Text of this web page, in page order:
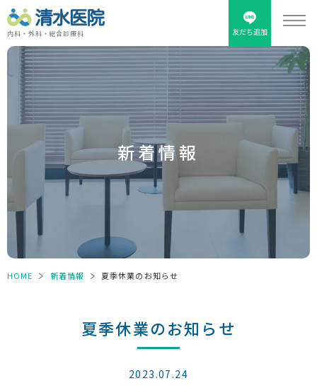
内科・外科・総合診療科 友だち追加
新着情報
HOME ＞ 新着情報 ＞ 夏季休業のお知らせ
夏季休業のお知らせ
2023.07.24